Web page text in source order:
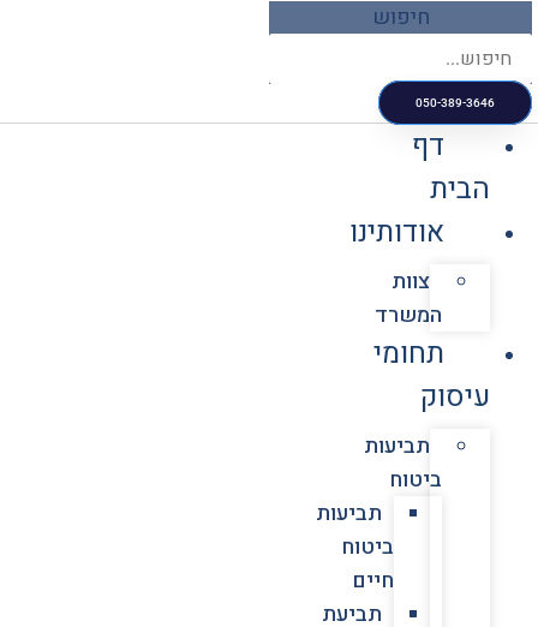
חיפוש
050-389-3646
דף
הבית
אודותינו
צוות
המשרד
תחומי
עיסוק
תביעות
ביטוח
תביעות
ביטוח
חיים
תביעת